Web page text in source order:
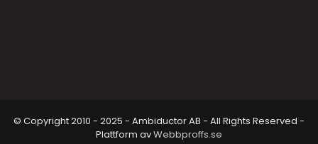
© Copyright 2010 - 2025 - Ambiductor AB - All Rights Reserved -
Plattform avWebbproffs.se